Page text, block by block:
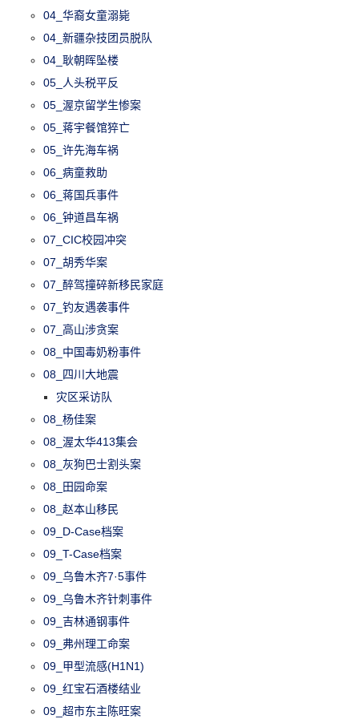
04_华裔女童溺毙
04_新疆杂技团员脱队
04_耿朝晖坠楼
05_人头税平反
05_渥京留学生惨案
05_蒋宇餐馆猝亡
05_许先海车祸
06_病童救助
06_蒋国兵事件
06_钟道昌车祸
07_CIC校园冲突
07_胡秀华案
07_醉驾撞碎新移民家庭
07_钓友遇袭事件
07_高山涉贪案
08_中国毒奶粉事件
08_四川大地震
灾区采访队
08_杨佳案
08_渥太华413集会
08_灰狗巴士割头案
08_田园命案
08_赵本山移民
09_D-Case档案
09_T-Case档案
09_乌鲁木齐7·5事件
09_乌鲁木齐针刺事件
09_吉林通钢事件
09_弗州理工命案
09_甲型流感(H1N1)
09_红宝石酒楼结业
09_超市东主陈旺案